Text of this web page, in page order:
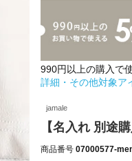
990円以上の購入で
詳細・その他対象ア
jamale
【名入れ 別途
商品番号 07000577-